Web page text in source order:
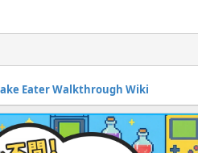
Eater Walkthrough Wiki